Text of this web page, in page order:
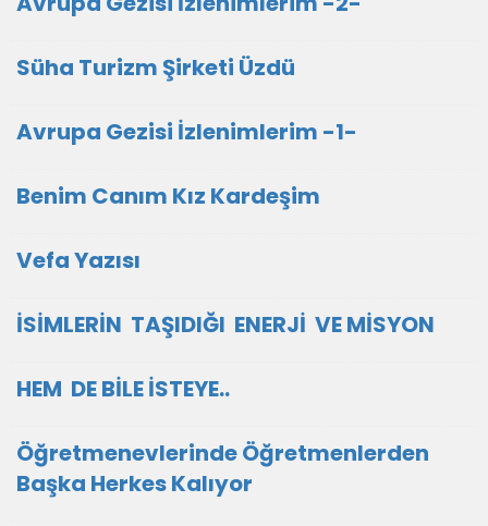
Süha Turizm Şirketi Üzdü
Avrupa Gezisi İzlenimlerim -1-
Benim Canım Kız Kardeşim
Vefa Yazısı
İSİMLERİN TAŞIDIĞI ENERJİ VE MİSYON
HEM DE BİLE İSTEYE..
Öğretmenevlerinde Öğretmenlerden
Başka Herkes Kalıyor